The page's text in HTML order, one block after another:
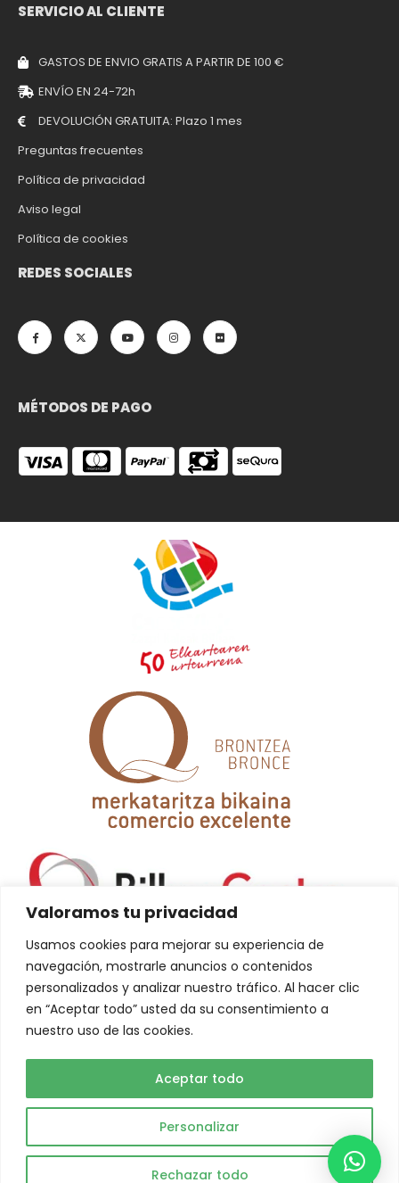
Valoramos tu privacidad
Usamos cookies para mejorar su experiencia de
navegación, mostrarle anuncios o contenidos
personalizados y analizar nuestro tráfico. Al hacer clic
en “Aceptar todo” usted da su consentimiento a
nuestro uso de las cookies.
Personalizar
Rechazar todo
Aceptar todo
SERVICIO AL CLIENTE
GASTOS DE ENVIO GRATIS A PARTIR DE 100 €
ENVÍO EN 24-72h
DEVOLUCIÓN GRATUITA: Plazo 1 mes
Preguntas frecuentes
Política de privacidad
Aviso legal
Política de cookies
REDES SOCIALES
MÉTODOS DE PAGO
NextGeneration EU
Abuelo Actual © 2023. Todos los derechos reservados.